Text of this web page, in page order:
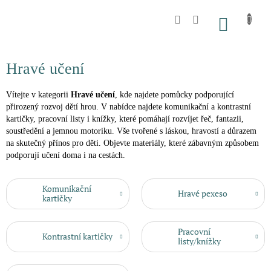
Hravé učení
Vítejte v kategorii Hravé učení , kde najdete pomůcky podporující
přirozený rozvoj dětí hrou. V nabídce najdete komunikační a kontrastní
kartičky, pracovní listy i knížky, které pomáhají rozvíjet řeč, fantazii,
soustředění a jemnou motoriku. Vše tvořené s láskou, hravostí a důrazem
na skutečný přínos pro děti. Objevte materiály, které zábavným způsobem
podporují učení doma i na cestách.
Komunikační
kartičky
Hravé pexeso
Kontrastní kartičky
Pracovní
listy/knížky